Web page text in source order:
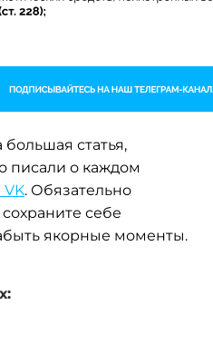
статья,
писали о каждом
. Обязательно
себе
якорные моменты.